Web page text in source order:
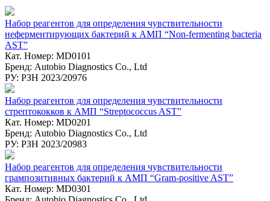
Набор реагентов для определения чувствительности
неферментирующих бактерий к АМП “Non-fermenting bacteria
AST”
Кат. Номер: MD0101
Бренд: Autobio Diagnostics Co., Ltd
РУ: РЗН 2023/20976
Набор реагентов для определения чувствительности
стрептококков к АМП “Streptococcus AST”
Кат. Номер: MD0201
Бренд: Autobio Diagnostics Co., Ltd
РУ: РЗН 2023/20983
Набор реагентов для определения чувствительности
грампозитивных бактерий к АМП “Gram-positive AST”
Кат. Номер: MD0301